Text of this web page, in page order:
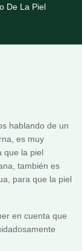
De La Piel
hablando de un
es muy
que la piel
también es
para que la piel
en cuenta que